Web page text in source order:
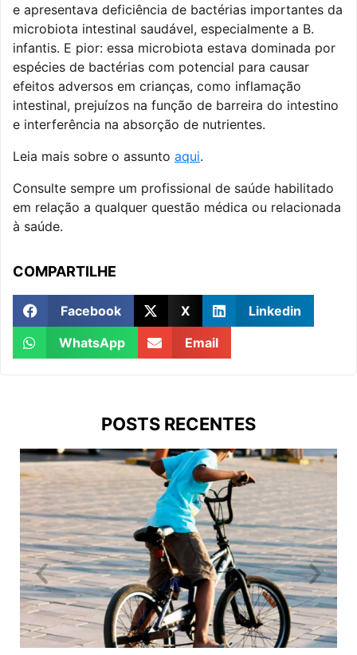
e apresentava deficiência de bactérias importantes da
microbiota intestinal saudável, especialmente a B.
infantis. E pior: essa microbiota estava dominada por
espécies de bactérias com potencial para causar
efeitos adversos em crianças, como inflamação
intestinal, prejuízos na função de barreira do intestino
e interferência na absorção de nutrientes.
Leia mais sobre o assunto aqui.
Consulte sempre um profissional de saúde habilitado
em relação a qualquer questão médica ou relacionada
à saúde.
COMPARTILHE
Facebook X
Linkedin
WhatsApp
Email
POSTS RECENTES